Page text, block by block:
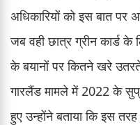
अधिकारियों को इस बात पर
जब वही छात्र ग्रीन कार्ड
के बयानों पर कितने खरे
गारलैंड मामले में 2022 के
हुए उन्होंने बताया कि इस